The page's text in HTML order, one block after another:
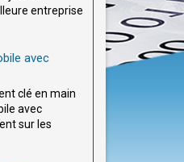
entreprise
avec
clé en main
avec
sur les